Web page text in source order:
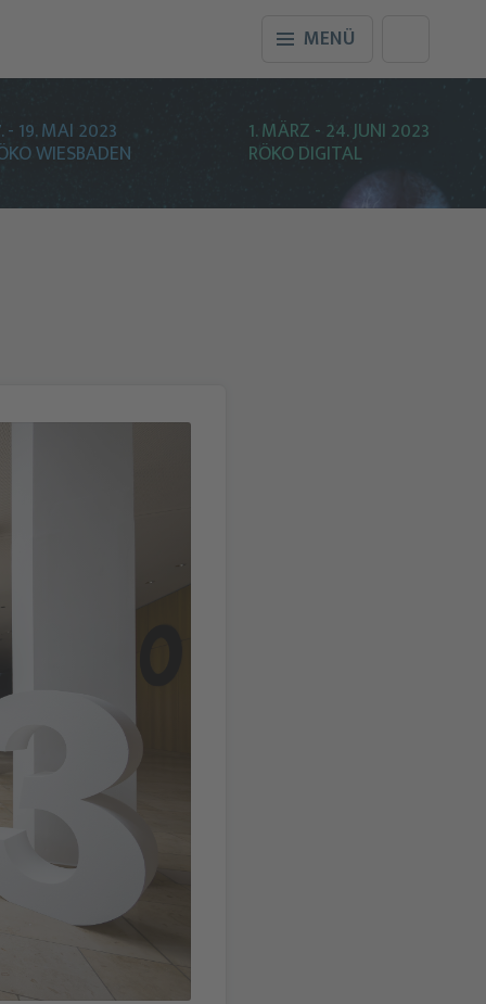
MENÜ
- 19. MAI 2023
WIESBADEN
1. MÄRZ - 24. JUNI 2023
RÖKO DIGITAL